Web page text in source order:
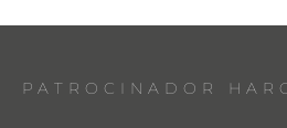
PATROCINADOR